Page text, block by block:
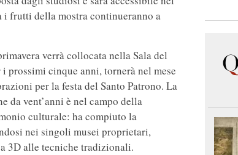
frutti della mostra continueranno a
verrà collocata nella Sala del
i prossimi cinque anni, tornerà nel mese
per la festa del Santo Patrono. La
da vent’anni è nel campo della
culturale: ha compiuto la
nei singoli musei proprietari,
3D alle tecniche tradizionali.